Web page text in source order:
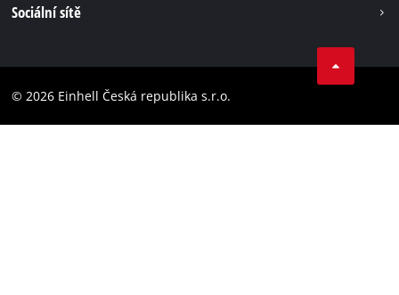
Prohlášení o přístupnosti
Sociální sítě
Instagram
© 2026 Einhell Česká republika s.r.o.